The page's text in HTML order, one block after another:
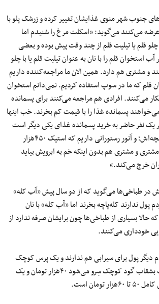
جنوب شهر منوی غذایشان تغییر کرده و زرشک پلو با
می‌کنند می‌گوید: «اسکلت مرغ را شنیدم اما
قلم یا تیلیت قلم از چند وقت پیش بوده و بعضی
استخوان قلم را با نان به عنوان تیلیت قلم یا با چلو
و مشتری هم دارد. همین الان ما مراجعه‌کننده داریم
قلم که ما در سوپ استفاده کردیم. نمی‌دانم استخوان
می‌کنند. افرادی هم مراجعه می‌کنند برای پسمانده
پسمانده غذا را با قیمت کم بخرند. خب اینها
نفر حاضر به خرید پسمانده غذای یکی دیگر است
که شب ببرد برای زن و بچه‌اش؛ و آنور رستورانی داریم که استیک ۴۵۰هزار
و مشتری هم بدون اینکه خم به ابرویش بیاید
خرج می‌کند.»
در طباخی‌ها می‌گوید که از دو سال پیش «آب کله»
پول ندارند کله‌پاچه بخرند اما «آب کله» با نان
حالا بسیاری از طباخی‌ها چون برایشان صرفه ندارد از
خودداری می‌کنند.
دیگر پول برای سیرابی هم ندارند و یک پرس کوچک
یکنفره سیرابی که در یک بشقاب گود کوچک سِرو می‌شود ۴۰هزار تومان و یک
است.